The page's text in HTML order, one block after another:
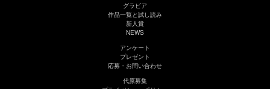
グラビア
作品一覧と試し読み
新人賞
NEWS
アンケート
プレゼント
応募・お問い合わせ
代原募集